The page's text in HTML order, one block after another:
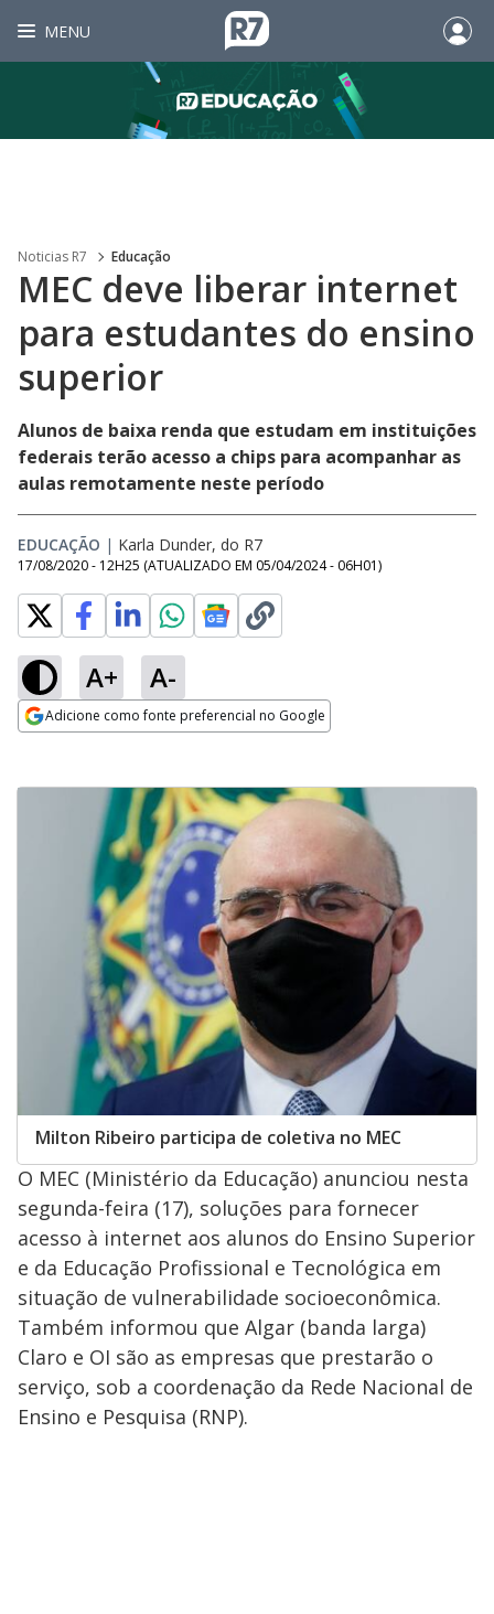
MENU
Noticias R7 Educação
MEC deve liberar internet
para estudantes do ensino
superior
Alunos de baixa renda que estudam em instituições
federais terão acesso a chips para acompanhar as
aulas remotamente neste período
EDUCAÇÃO | Karla Dunder, do R7
17/08/2020 - 12H25 (ATUALIZADO EM 05/04/2024 - 06H01)
A+ A-
Adicione como fonte preferencial no Google
Milton Ribeiro participa de coletiva no MEC
O MEC (Ministério da Educação) anunciou nesta
segunda-feira (17), soluções para fornecer
acesso à internet aos alunos do Ensino Superior
e da Educação Profissional e Tecnológica em
situação de vulnerabilidade socioeconômica.
Também informou que Algar (banda larga)
Claro e OI são as empresas que prestarão o
serviço, sob a coordenação da Rede Nacional de
Ensino e Pesquisa (RNP).